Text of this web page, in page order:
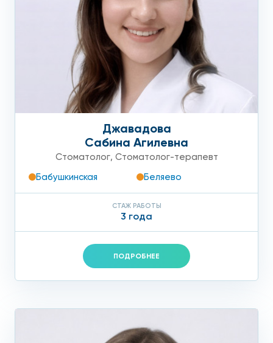
Джавадова
Сабина Агилевна
Стоматолог, Стоматолог-терапевт
Бабушкинская
Беляево
СТАЖ РАБОТЫ
3 года
ПОДРОБНЕЕ